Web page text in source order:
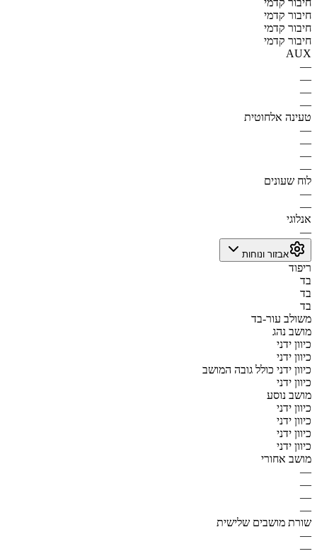
חיבור קדמי
חיבור קדמי
חיבור קדמי
AUX
—
—
—
—
טעינה אלחוטית
—
—
—
—
לוח שעונים
—
—
אנלוגי
—
אבזור ונוחות
ריפוד
בד
בד
בד
משולב עור-בד
מושב נהג
כיוון ידני
כיוון ידני
כיוון ידני כולל גובה המושב
כיוון ידני
מושב נוסע
כיוון ידני
כיוון ידני
כיוון ידני
כיוון ידני
מושב אחורי
—
—
—
—
שורת מושבים שלישית
—
—